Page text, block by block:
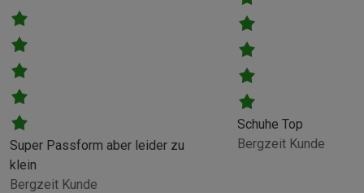
Bergzeit Kunde
Super Passform aber leider zu
klein
Bergzeit Kunde
Schuhe Top